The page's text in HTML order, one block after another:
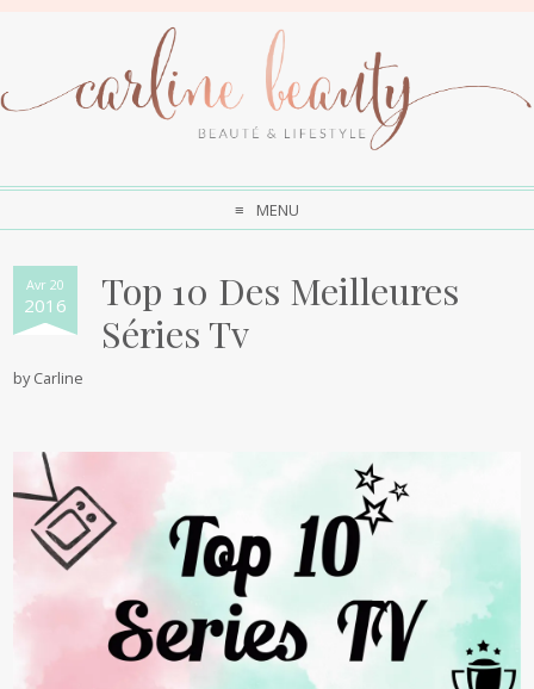
MENU
Avr 20
2016
Top 10 Des Meilleures
Séries Tv
byCarline